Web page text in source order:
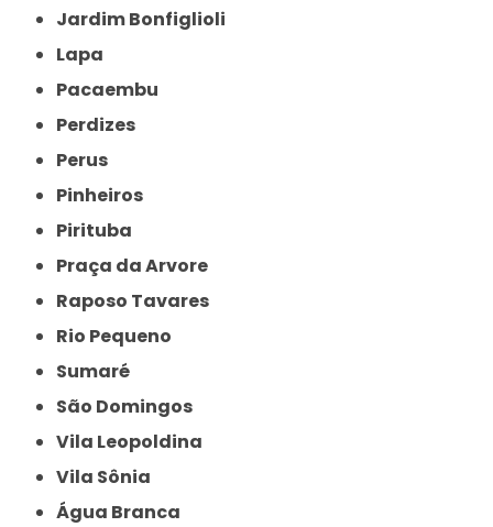
Jardim Bonfiglioli
Lapa
Pacaembu
Perdizes
Perus
Pinheiros
Pirituba
Praça da Arvore
Raposo Tavares
Rio Pequeno
Sumaré
São Domingos
Vila Leopoldina
Vila Sônia
Água Branca